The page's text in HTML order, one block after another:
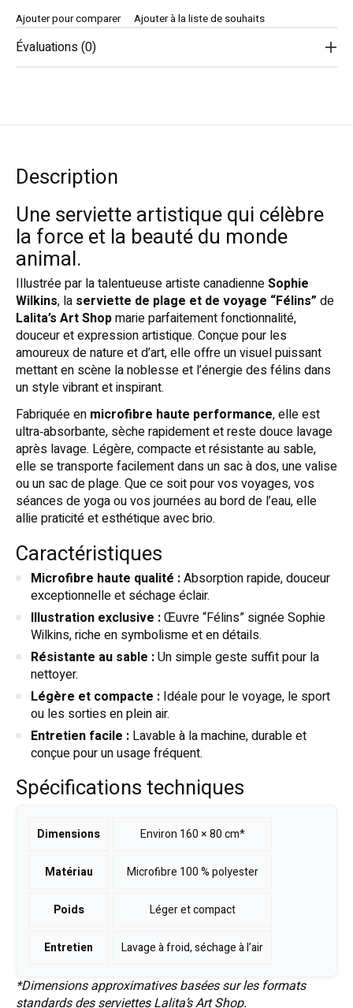
Ajouter pour comparer Ajouter à la liste de souhaits
Évaluations (0)
Description
Une serviette artistique qui célèbre
la force et la beauté du monde
animal.
Illustrée par la talentueuse artiste canadienneSophie
Wilkins, la serviette de plage et de voyage “Félins” de
Lalita’s Art Shopmarie parfaitement fonctionnalité,
douceur et expression artistique. Conçue pour les
amoureux de nature et d’art, elle offre un visuel puissant
mettant en scène la noblesse et l’énergie des félins dans
un style vibrant et inspirant.
Fabriquée en microfibre haute performance, elle est
ultra‑absorbante, sèche rapidement et reste douce lavage
après lavage. Légère, compacte et résistante au sable,
elle se transporte facilement dans un sac à dos, une valise
ou un sac de plage. Que ce soit pour vos voyages, vos
séances de yoga ou vos journées au bord de l’eau, elle
allie praticité et esthétique avec brio.
Caractéristiques
Microfibre haute qualité :Absorption rapide, douceur
exceptionnelle et séchage éclair.
Illustration exclusive :Œuvre “Félins” signée Sophie
Wilkins, riche en symbolisme et en détails.
Résistante au sable :Un simple geste suffit pour la
nettoyer.
Légère et compacte : Idéale pour le voyage, le sport
ou les sorties en plein air.
Entretien facile : Lavable à la machine, durable et
conçue pour un usage fréquent.
Spécifications techniques
Dimensions Environ 160 × 80 cm*
Matériau Microfibre 100 % polyester
Poids Léger et compact
Entretien Lavage à froid, séchage à l’air
*Dimensions approximatives basées sur les formats
standards des serviettes Lalita’s Art Shop.